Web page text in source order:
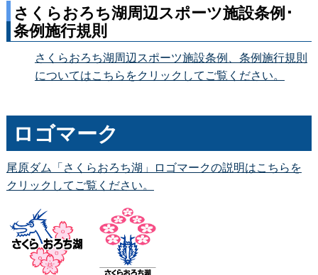
さくらおろち湖周辺スポーツ施設条例･
条例施行規則
さくらおろち湖周辺スポーツ施設条例、条例施行規則
についてはこちらをクリックしてご覧ください。
ロゴマーク
尾原ダム「さくらおろち湖」ロゴマークの説明はこちらを
クリックしてご覧ください。